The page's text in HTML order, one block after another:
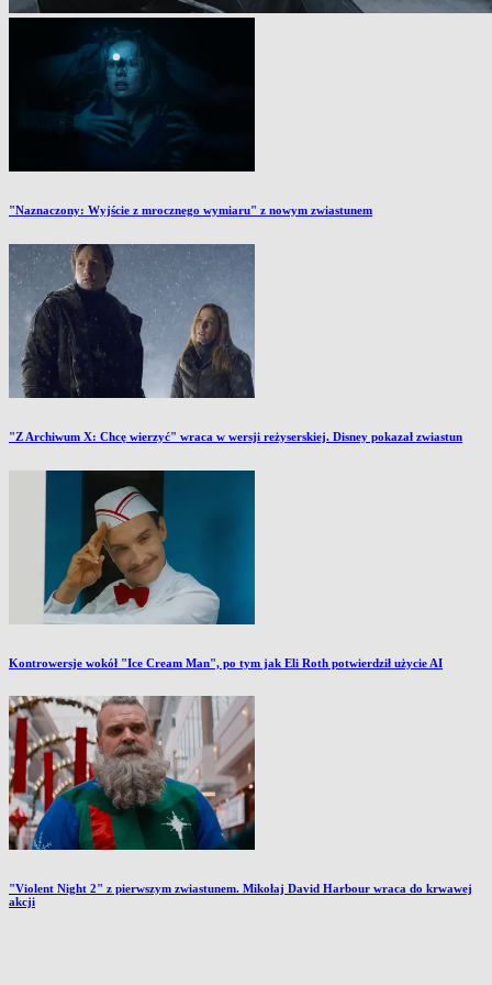
"Naznaczony: Wyjście z mrocznego wymiaru" z nowym zwiastunem
"Z Archiwum X: Chcę wierzyć" wraca w wersji reżyserskiej. Disney pokazał zwiastun
Kontrowersje wokół "Ice Cream Man", po tym jak Eli Roth potwierdził użycie AI
"Violent Night 2" z pierwszym zwiastunem. Mikołaj David Harbour wraca do krwawej
akcji